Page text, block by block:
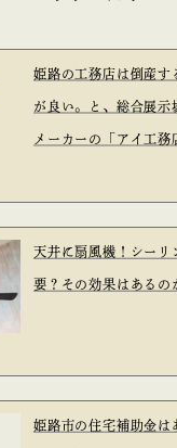
姫路の工務店は倒産す
が良い。と、総合展示
メーカーの「アイ工務
のか？を考えてみた。
天井に扇風機！シーリ
要？その効果はあるの
姫路市の住宅補助金は